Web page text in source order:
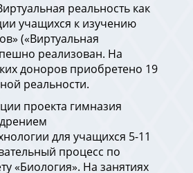
реальность как
учащихся к изучению
(«Виртуальная
реализован. На
доноров приобретено 19
реальности.
проекта гимназия
для учащихся 5-11
процесс по
«Биология». На занятиях